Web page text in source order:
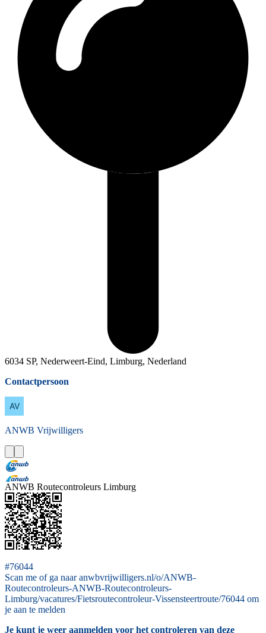
6034 SP, Nederweert-Eind, Limburg, Nederland
Contactpersoon
ANWB Vrijwilligers
ANWB Routecontroleurs Limburg
#76044
Scan me of ga naar anwbvrijwilligers.nl/o/ANWB-
Routecontroleurs-ANWB-Routecontroleurs-
Limburg/vacatures/Fietsroutecontroleur-Vissensteertroute/76044 om
je aan te melden
Je kunt je weer aanmelden voor het controleren van deze